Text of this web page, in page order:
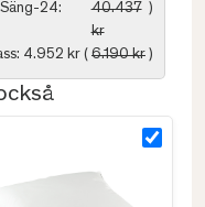
24:
40.437
kr
)
4.952 kr ( 6.190 kr )